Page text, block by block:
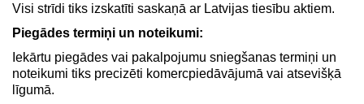
Visi strīdi tiks izskatīti saskaņā ar Latvijas tiesību aktiem.
Piegādes termiņi un noteikumi:
Iekārtu piegādes vai pakalpojumu sniegšanas termiņi un
noteikumi tiks precizēti komercpiedāvājumā vai atsevišķā
līgumā.